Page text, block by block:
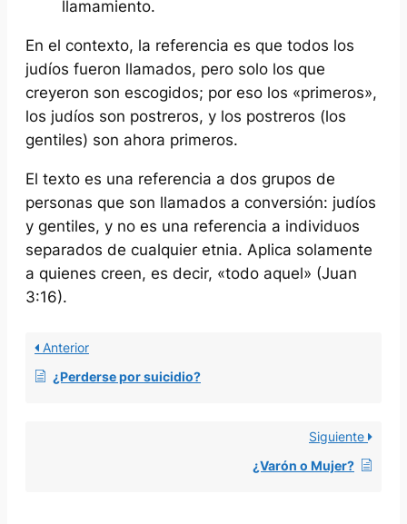
llamamiento.
En el contexto, la referencia es que todos los
judíos fueron llamados, pero solo los que
creyeron son escogidos; por eso los «primeros»,
los judíos son postreros, y los postreros (los
gentiles) son ahora primeros.
El texto es una referencia a dos grupos de
personas que son llamados a conversión: judíos
y gentiles, y no es una referencia a individuos
separados de cualquier etnia. Aplica solamente
a quienes creen, es decir, «todo aquel» (Juan
3:16).
Anterior
¿Perderse por suicidio?
Siguiente
¿Varón o Mujer?